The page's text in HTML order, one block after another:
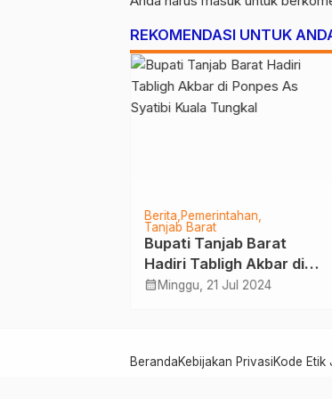
REKOMENDASI UNTUK
Berita Pemerintahan
Tanjab Barat
Bupati Tanjab Barat
Hadiri Tabligh Akbar di
Ponpes As Syatibi Kuala
calendar_month Minggu, 21 Jul 2024
BerandaKebijakan PrivasiKode Etik